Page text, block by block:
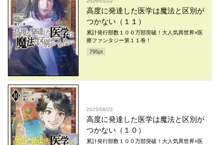
高度に発達した医学は魔法と区別が
つかない（１１）
累計発行部数１００万部突破！大人気異世界×医
療ファンタジー第１１巻！
795pt
2025/08/22
高度に発達した医学は魔法と区別が
つかない（１０）
累計発行部数１００万部突破！大人気異世界×医